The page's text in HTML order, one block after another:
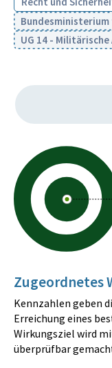
UG 14 -
Zugeordnetes
Kennzahlen geben
Erreichung eines
Wirkungsziel wird
überprüfbar